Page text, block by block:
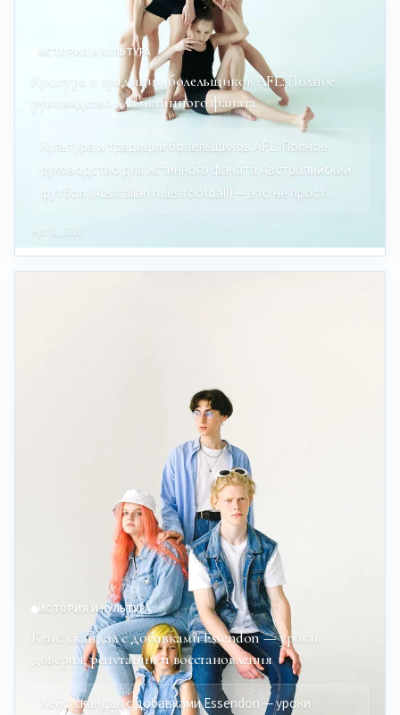
ИСТОРИЯ И КУЛЬТУРА
Культура и традиции болельщиков AFL: Полное
руководство для истинного фаната
Культура и традиции болельщиков AFL: Полное
руководство для истинного фаната Австралийский
футбол (Australian rules football) — это не прост…
Apr 6, 2026
ИСТОРИЯ И КУЛЬТУРА
Кейс: скандал с добавками Essendon — уроки
доверия, репутации и восстановления
Кейс: скандал с добавками Essendon — уроки